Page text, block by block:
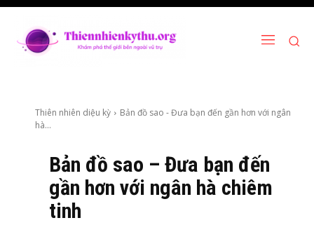
Thiên nhiên diệu kỳ
Bản đồ sao - Đưa bạn đến gần hơn với ngân
hà...
Bản đồ sao – Đưa bạn đến
gần hơn với ngân hà chiêm
tinh